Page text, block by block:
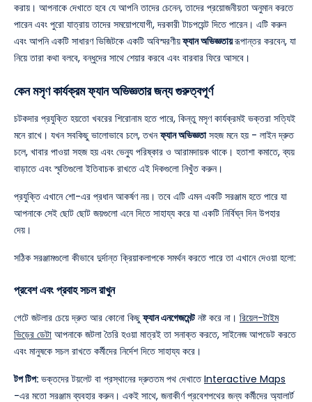
করায়। আপনাকে দেখাতে হবে যে আপনি তাদের চেনেন, তাদের প্রয়োজনীয়তা অনুমান করতে
পারেন এবং পুরো যাত্রায় তাদের সময়োপযোগী, দরকারী টাচপয়েন্ট দিতে পারেন। এটি করুন
এবং আপনি একটি সাধারণ ভিজিটকে একটি অবিস্মরণীয়ফ্যান অভিজ্ঞতায়রূপান্তর করবেন, যা
নিয়ে তারা কথা বলবে, বন্ধুদের সাথে শেয়ার করবে এবং বারবার ফিরে আসবে।
কেন মসৃণ কার্যক্রম ফ্যান অভিজ্ঞতার জন্য গুরুত্বপূর্ণ
চটকদার প্রযুক্তি হয়তো খবরের শিরোনাম হতে পারে, কিন্তু মসৃণ কার্যক্রমই ভক্তরা সত্যিই
মনে রাখে। যখন সবকিছু ভালোভাবে চলে, তখনফ্যান অভিজ্ঞতাসহজ মনে হয় - লাইন দ্রুত
চলে, খাবার পাওয়া সহজ হয় এবং ভেন্যু পরিষ্কার ও আরামদায়ক থাকে। হতাশা কমাতে, ব্যয়
বাড়াতে এবং স্মৃতিগুলো ইতিবাচক রাখতে এই দিকগুলো নিখুঁত করুন।
প্রযুক্তি এখানে শো-এর প্রধান আকর্ষণ নয়। তবে এটি এমন একটি সরঞ্জাম হতে পারে যা
আপনাকে সেই ছোট ছোট জয়গুলো এনে দিতে সাহায্য করে যা একটি নির্বিঘ্ন দিন উপহার
দেয়।
সঠিক সরঞ্জামগুলো কীভাবে দুর্দান্ত ক্রিয়াকলাপকে সমর্থন করতে পারে তা এখানে দেওয়া হলো:
প্রবেশ এবং প্রবাহ সচল রাখুন
গেটে জটলার চেয়ে দ্রুত আর কোনো কিছুফ্যান এনগেজমেন্টনষ্ট করে না। রিয়েল-টাইম
ভিড়ের ডেটা আপনাকে জটলা তৈরি হওয়া মাত্রই তা সনাক্ত করতে, সাইনেজ আপডেট করতে
এবং মানুষকে সচল রাখতে কর্মীদের নির্দেশ দিতে সাহায্য করে।
টপ টিপ: ভক্তদের টয়লেট বা প্রস্থানের দ্রুততম পথ দেখাতেInteractive Maps
-এর মতো সরঞ্জাম ব্যবহার করুন। একই সাথে, জনাকীর্ণ প্রবেশপথের জন্য কর্মীদের অ্যালার্ট